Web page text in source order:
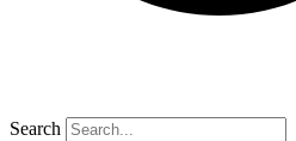
Search